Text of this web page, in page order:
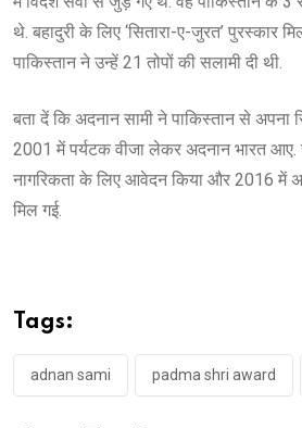
थे. बहादुरी के लिए ‘सितारा-ए-जुरत’ पुरस्कार
पाकिस्तान ने उन्हें 21 तोपों की सलामी दी थी.
बता दें कि अदनान सामी ने पाकिस्तान से अपना
2001 में पर्यटक वीजा लेकर अदनान भारत आए.
नागरिकता के लिए आवेदन किया और 2016 में
मिल गई.
Tags:
adnan sami padma shri award